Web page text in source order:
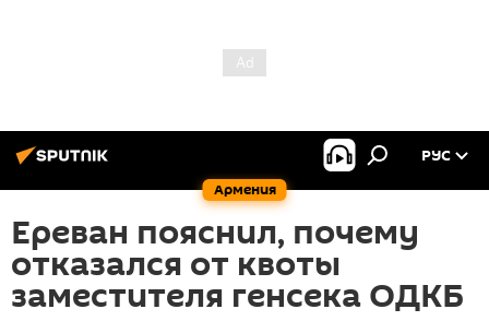
Армения
РУС
Ереван пояснил, почему
отказался от квоты
заместителя генсека ОДКБ